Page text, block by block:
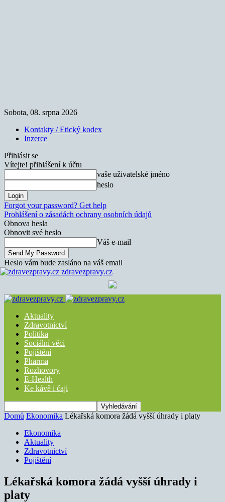
Sobota, 08. srpna 2026
Kontakty / Etický kodex
Inzerce
Přihlásit se
Vítejte! přihlášení k účtu
vaše uživatelské jméno
heslo
Forgot your password? Get help
Prohlášení o zásadách ochrany osobních údajů
Obnova hesla
Obnovit své heslo
Váš e-mail
Heslo vám bude zasláno na váš email
zdravezpravy.cz
Aktuality
Zdravotnictví
Politika
Sociální věci
Pojištění
Pharma
Rozhovory
E-Health
Ke kávě i čaji
Domů Ekonomika Lékařská komora žádá vyšší úhrady i platy
Ekonomika
Aktuality
Zdravotnictví
Pojištění
Lékařská komora žádá vyšší úhrady i
platy